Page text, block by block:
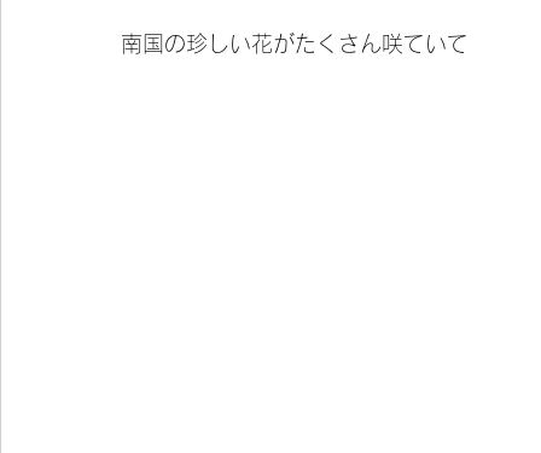
南国の珍しい花がたくさん咲ていて